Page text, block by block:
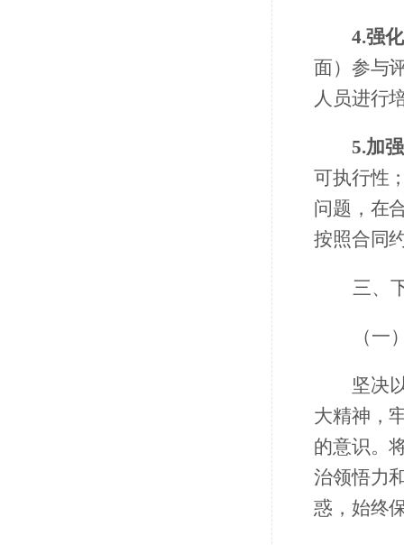
4.强
面）参与
人员进行
5.加
可执行性
问题，在
按照合同
三、
（一
坚决
大精神，
的意识。
治领悟力
惑，始终